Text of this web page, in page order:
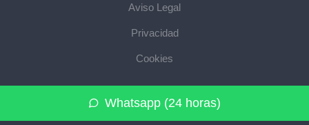
Whatsapp (24 horas)
Aviso Legal
Privacidad
Cookies
© 2026 pavimentoindustrial.pro · La web de pavimentos
industriales de su provincia · Mapa del sitio